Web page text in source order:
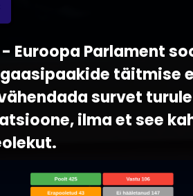
Euroopa Parlament
täitmise
survet
ilma et see